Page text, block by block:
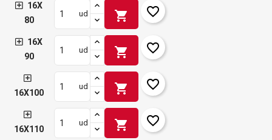
16X
80
ud shopping_cart favorite_border
16X
90
ud shopping_cart favorite_border
16X100
ud shopping_cart favorite_border
16X110
ud shopping_cart favorite_border